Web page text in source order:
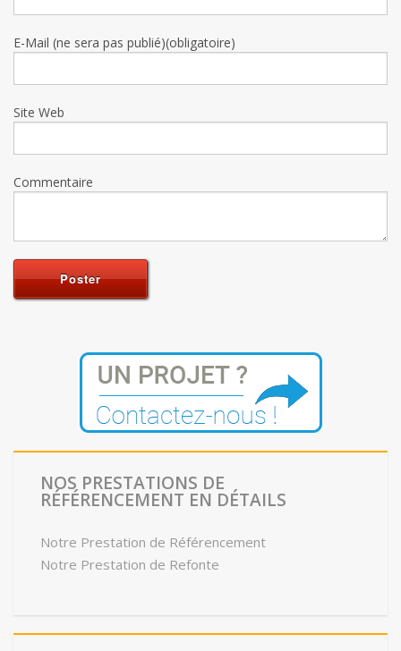
E-Mail (ne sera pas publié)(obligatoire)
Site Web
Commentaire
NOS PRESTATIONS DE
RÉFÉRENCEMENT EN DÉTAILS
Notre Prestation de Référencement
Notre Prestation de Refonte